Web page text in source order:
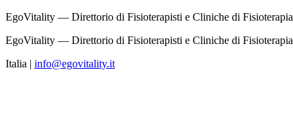
EgoVitality — Direttorio di Fisioterapisti e Cliniche di Fisioterapia
EgoVitality — Direttorio di Fisioterapisti e Cliniche di Fisioterapia
Italia | info@egovitality.it